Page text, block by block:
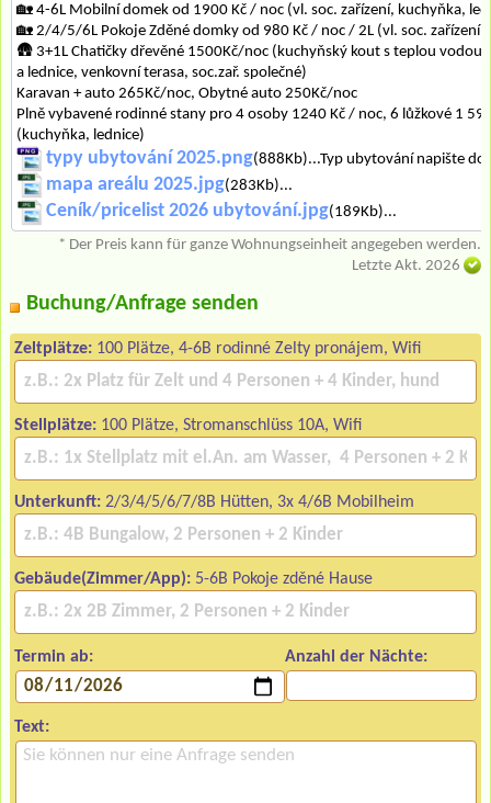
🏡 4-6L Mobilní domek od 1900 Kč / noc (vl. soc. zařízení, kuchyňka,
🏡 2/4/5/6L Pokoje Zděné domky od 980 Kč / noc / 2L (vl. soc. zařízení,
🛖 3+1L Chatičky dřevěné 1500Kč/noc (kuchyňský kout s teplou vodou,
a lednice, venkovní terasa, soc.zař. společné)
Karavan + auto 265Kč/noc, Obytné auto 250Kč/noc
Plně vybavené rodinné stany pro 4 osoby 1240 Kč / noc, 6 lůžkové 1
(kuchyňka, lednice)
typy ubytování 2025.png(888Kb)...Typ ubytování napište do
mapa areálu 2025.jpg(283Kb)...
Ceník/pricelist 2026 ubytování.jpg(189Kb)...
* Der Preis kann für ganze Wohnungseinheit angegeben werden.
Letzte Akt. 2026
Buchung/Anfrage senden
Zeltplätze: 100 Plätze, 4-6B rodinné Zelty pronájem, Wifi
Stellplätze: 100 Plätze, Stromanschlüss 10A, Wifi
Unterkunft: 2/3/4/5/6/7/8B Hütten, 3x 4/6B Mobilheim
Gebäude(Zimmer/App): 5-6B Pokoje zděné Hause
Termin ab: Anzahl der Nächte:
Text: